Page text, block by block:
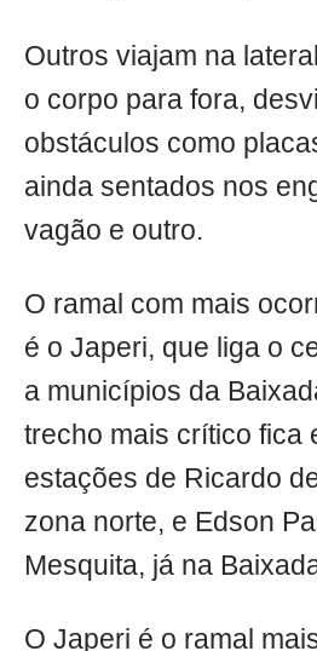
Outros viajam na
o corpo para fora,
obstáculos como
ainda sentados nos
vagão e outro.
O ramal com mais
é o Japeri, que liga o
a municípios da
trecho mais crítico fica
estações de Ricardo
zona norte, e Edson
Mesquita, já na
O Japeri é o ramal